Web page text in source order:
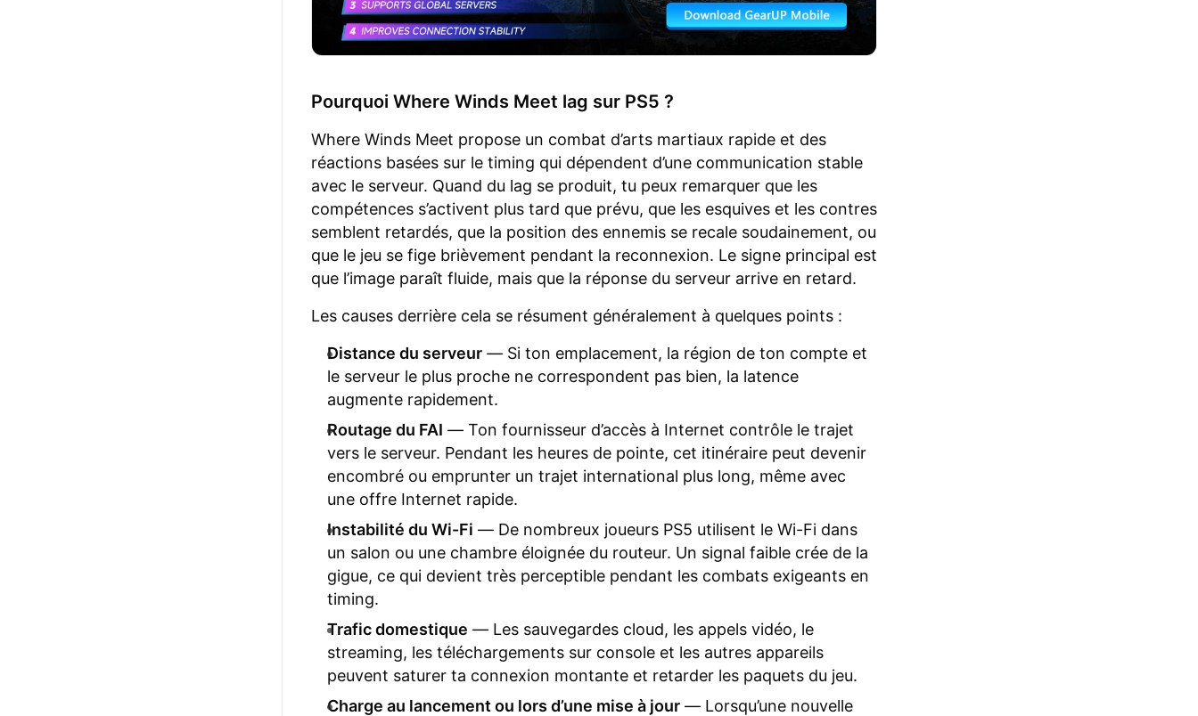
Pourquoi Where Winds Meet lag sur PS5 ?
Where Winds Meet propose un combat d’arts martiaux rapide et des
réactions basées sur le timing qui dépendent d’une communication stable
avec le serveur. Quand du lag se produit, tu peux remarquer que les
compétences s’activent plus tard que prévu, que les esquives et les contres
semblent retardés, que la position des ennemis se recale soudainement, ou
que le jeu se fige brièvement pendant la reconnexion. Le signe principal est
que l’image paraît fluide, mais que la réponse du serveur arrive en retard.
Les causes derrière cela se résument généralement à quelques points :
Distance du serveur — Si ton emplacement, la région de ton compte et
le serveur le plus proche ne correspondent pas bien, la latence
augmente rapidement.
Routage du FAI — Ton fournisseur d’accès à Internet contrôle le trajet
vers le serveur. Pendant les heures de pointe, cet itinéraire peut devenir
encombré ou emprunter un trajet international plus long, même avec
une offre Internet rapide.
Instabilité du Wi-Fi — De nombreux joueurs PS5 utilisent le Wi-Fi dans
un salon ou une chambre éloignée du routeur. Un signal faible crée de la
gigue, ce qui devient très perceptible pendant les combats exigeants en
timing.
Trafic domestique — Les sauvegardes cloud, les appels vidéo, le
streaming, les téléchargements sur console et les autres appareils
peuvent saturer ta connexion montante et retarder les paquets du jeu.
Charge au lancement ou lors d’une mise à jour — Lorsqu’une nouvelle